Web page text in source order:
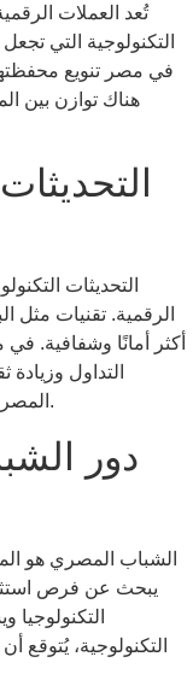
تُعد العملات
التكنولوجية التي
في مصر تنويع
هناك توازن بين
التحديثات
الرقمية. تقنيات مثل
أكثر أمانًا وشفافية.
التداول
المصري من خلال جذب الاستثمارات وتحفيز الابتكار.
دور
الشباب المصري هو
يبحث عن فرص
التكنولوجيا
التكنولوجية، يُتوقع